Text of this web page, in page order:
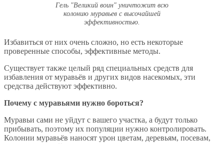
Гель "Великий воин" уничтожит всю
колонию муравьев с высочайшей
эффективностью.
Избавиться от них очень сложно, но есть некоторые
проверенные способы, эффективные методы.
Существует также целый ряд специальных средств для
избавления от муравьёв и других видов насекомых, эти
средства действуют эффективно.
Почему с муравьями нужно бороться?
Муравьи сами не уйдут с вашего участка, а будут только
прибывать, поэтому их популяции нужно контролировать.
Колонии муравьёв наносят урон цветам, деревьям, посевам,